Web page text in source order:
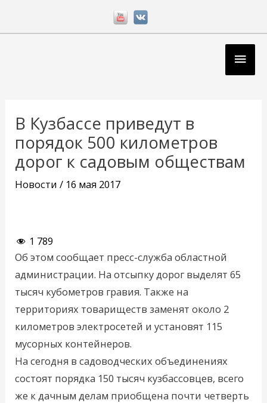
В Кузбассе приведут в
порядок 500 километров
дорог к садовым обществам
Новости / 16 мая 2017
1 789
Об этом сообщает пресс-служба областной
администрации. На отсыпку дорог выделят 65
тысяч кубометров гравия. Также на
территориях товариществ заменят около 2
километров электросетей и установят 115
мусорных контейнеров.
На сегодня в садоводческих объединениях
состоят порядка 150 тысяч кузбассовцев, всего
же к дачным делам приобщена почти четверть
записям